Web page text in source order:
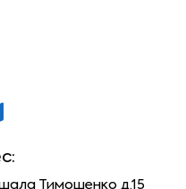
Тимошенко д.15